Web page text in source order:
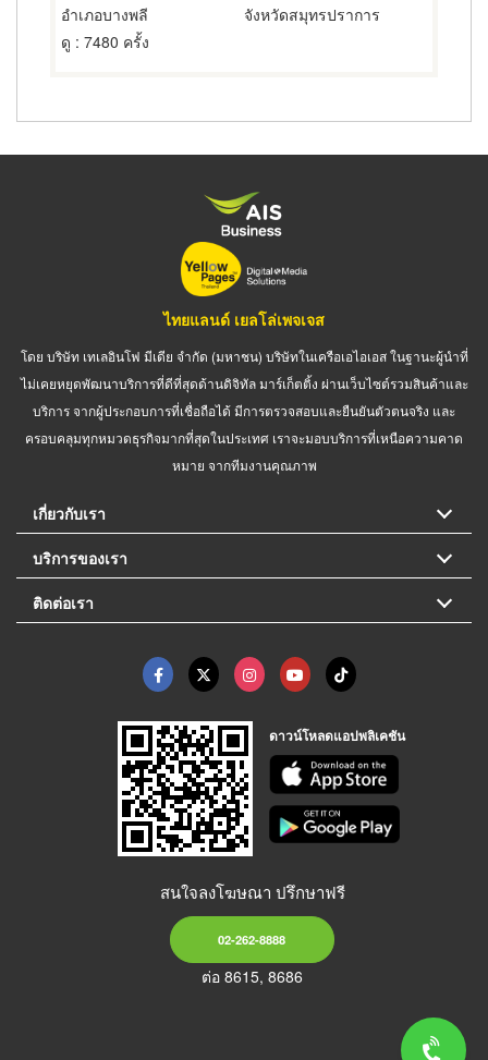
อำเภอบางพลี
จังหวัดสมุทรปราการ
ดู : 7480 ครั้ง
ไทยแลนด์ เยลโล่เพจเจส
โดย บริษัท เทเลอินโฟ มีเดีย จำกัด (มหาชน) บริษัทในเครือเอไอเอส ในฐานะผู้นำที่
ไม่เคยหยุดพัฒนาบริการที่ดีที่สุดด้านดิจิทัล มาร์เก็ตติ้ง ผ่านเว็บไซต์รวมสินค้าและ
บริการ จากผู้ประกอบการที่เชื่อถือได้ มีการตรวจสอบและยืนยันตัวตนจริง และ
ครอบคลุมทุกหมวดธุรกิจมากที่สุดในประเทศ เราจะมอบบริการที่เหนือความคาด
หมาย จากทีมงานคุณภาพ
เกี่ยวกับเรา
บริการของเรา
ติดต่อเรา
ดาวน์โหลดแอปพลิเคชัน
สนใจลงโฆษณา ปรึกษาฟรี
02-262-8888
ต่อ 8615, 8686